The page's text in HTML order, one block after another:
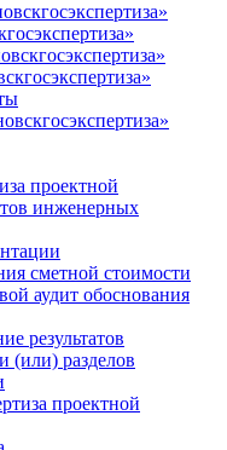
проектной
инженерных
сметной стоимости
аудит обоснования
результатов
(или) разделов
проектной